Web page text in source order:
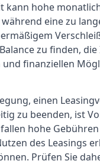
kann hohe
eine zu
zu finden,
und finanziellen
einen
zu beenden, ist
hohe
des Leasings
Prüfen Sie